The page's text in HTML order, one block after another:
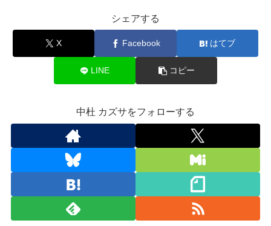
シェアする
X Facebook はてブ
LINE コピー
中杜 カズサをフォローする